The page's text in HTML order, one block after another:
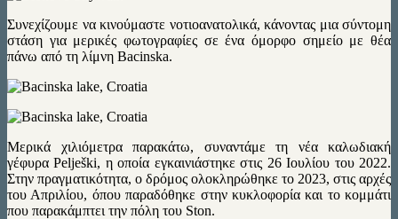
Συνεχίζουμε να κινούμαστε νοτιοανατολικά, κάνοντας μια σύντομη
στάση για μερικές φωτογραφίες σε ένα όμορφο σημείο με θέα
πάνω από τη λίμνη Bacinska.
Μερικά χιλιόμετρα παρακάτω, συναντάμε τη νέα καλωδιακή
γέφυρα Pelješki, η οποία εγκαινιάστηκε στις 26 Ιουλίου του 2022.
Στην πραγματικότητα, ο δρόμος ολοκληρώθηκε το 2023, στις αρχές
του Απριλίου, όπου παραδόθηκε στην κυκλοφορία και το κομμάτι
που παρακάμπτει την πόλη του Ston.